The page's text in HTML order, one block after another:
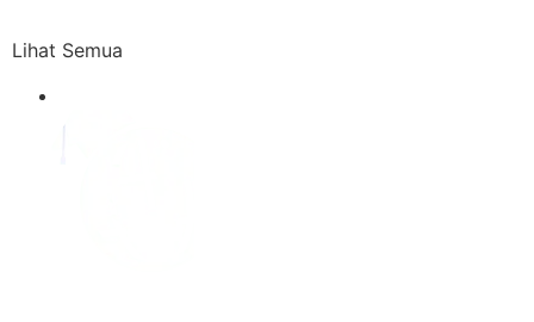
Lihat Semua